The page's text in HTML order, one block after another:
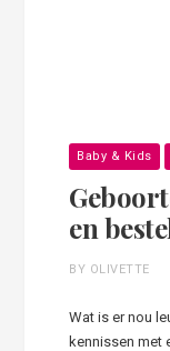
Baby & Kids
en
BY OLIVETTE
Wat is er nou
kennissen met